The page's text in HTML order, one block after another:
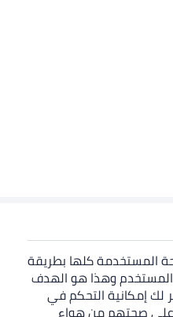
المستخدمة كلها بطريقة
المستخدم وهذا هو الهدف
لك إمكانية التحكم في
على صحتهم من هواء